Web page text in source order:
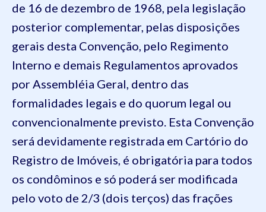
de 16 de dezembro de 1968, pela legislação
posterior complementar, pelas disposições
gerais desta Convenção, pelo Regimento
Interno e demais Regulamentos aprovados
por Assembléia Geral, dentro das
formalidades legais e do quorum legal ou
convencionalmente previsto. Esta Convenção
será devidamente registrada em Cartório do
Registro de Imóveis, é obrigatória para todos
os condôminos e só poderá ser modificada
pelo voto de 2/3 (dois terços) das frações